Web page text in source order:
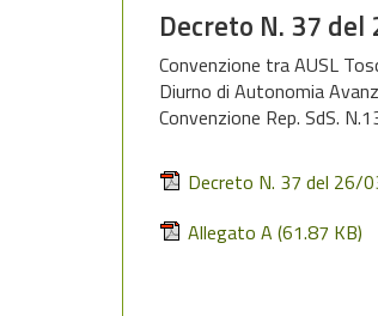
Decreto N. 37
Convenzione tra AUSL
Diurno di Autonomia
Convenzione Rep. SdS.
Decreto N. 37 del 26/
Allegato A (61.87 KB)